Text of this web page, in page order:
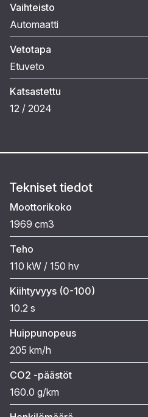
Vaihteisto
Automaatti
Vetotapa
Etuveto
Katsastettu
12 / 2024
Tekniset tiedot
Moottorikoko
1969 cm3
Teho
110 kW / 150 hv
Kiihtyvyys (0-100)
10.2 s
Huippunopeus
205 km/h
CO2 -päästöt
160.0 g/km